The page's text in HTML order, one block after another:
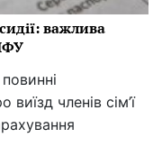
важлива
членів сім’ї